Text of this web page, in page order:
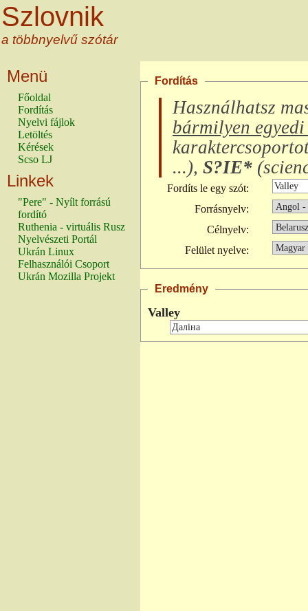
Szlovnik
a többnyelvű szótár
Menü
Főoldal
Fordítás
Nyelvi fájlok
Letöltés
Kérések
Scso LJ
Linkek
"Pere" - Nyílt forrású
fordító
Ruthenia - virtuális Rusz
Nyelvészeti Portál
Ukrán Linux
Felhasználói Csoport
Ukrán Mozilla Projekt
Fordítás
Használhatsz
bármilyen
...), S?IE* (
Fordíts le egy szót:
Forrásnyelv:
Célnyelv:
Felület nyelve:
Eredmény
Valley